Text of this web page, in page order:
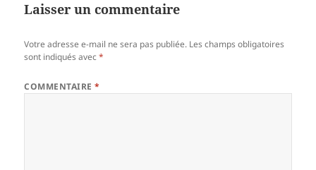
Laisser un commentaire
Votre adresse e-mail ne sera pas publiée. Les champs obligatoires
sont indiqués avec*
COMMENTAIRE*